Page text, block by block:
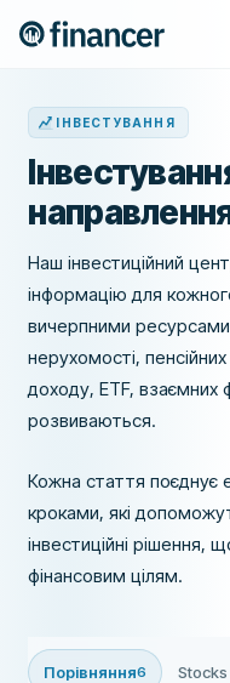
ІНВЕСТУВАННЯ
Наш інвестиційний
інформацію для
вичерпними
нерухомості,
доходу, ETF, взаємних
розвиваються.
Кожна стаття поєднує
кроками, які
інвестиційні рішення,
фінансовим цілям.
Порівняння6